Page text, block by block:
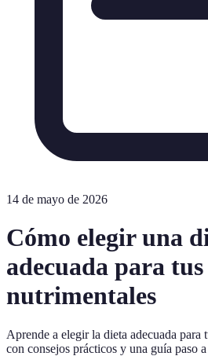
14 de mayo de 2026
Cómo elegir una
adecuada para tus
nutrimentales
Aprende a elegir la dieta adecuada para
con consejos prácticos y una guía paso